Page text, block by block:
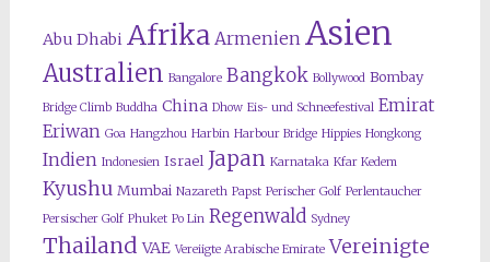
Abu Dhabi Afrika Armenien Asien
Australien Bangalore Bangkok Bollywood Bombay
Bridge Climb Buddha China Dhow Eis- und Schneefestival Emirat
Eriwan Goa Hangzhou Harbin Harbour Bridge Hippies Hongkong
Indien Indonesien Israel Japan Karnataka Kfar Kedem
Kyushu Mumbai Nazareth Papst Perischer Golf Perlentaucher
Persischer Golf Phuket Po Lin Regenwald Sydney
Thailand VAE Vereiigte Arabische Emirate Vereinigte